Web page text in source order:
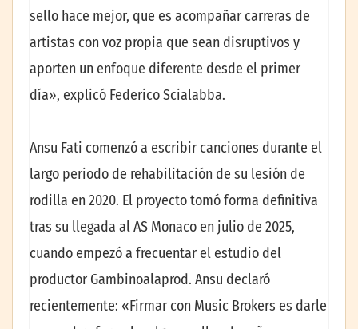
sello hace mejor, que es acompañar carreras de
artistas con voz propia que sean disruptivos y
aporten un enfoque diferente desde el primer
día», explicó Federico Scialabba.
Ansu Fati comenzó a escribir canciones durante el
largo periodo de rehabilitación de su lesión de
rodilla en 2020. El proyecto tomó forma definitiva
tras su llegada al AS Monaco en julio de 2025,
cuando empezó a frecuentar el estudio del
productor Gambinoalaprod. Ansu declaró
recientemente: «Firmar con Music Brokers es darle